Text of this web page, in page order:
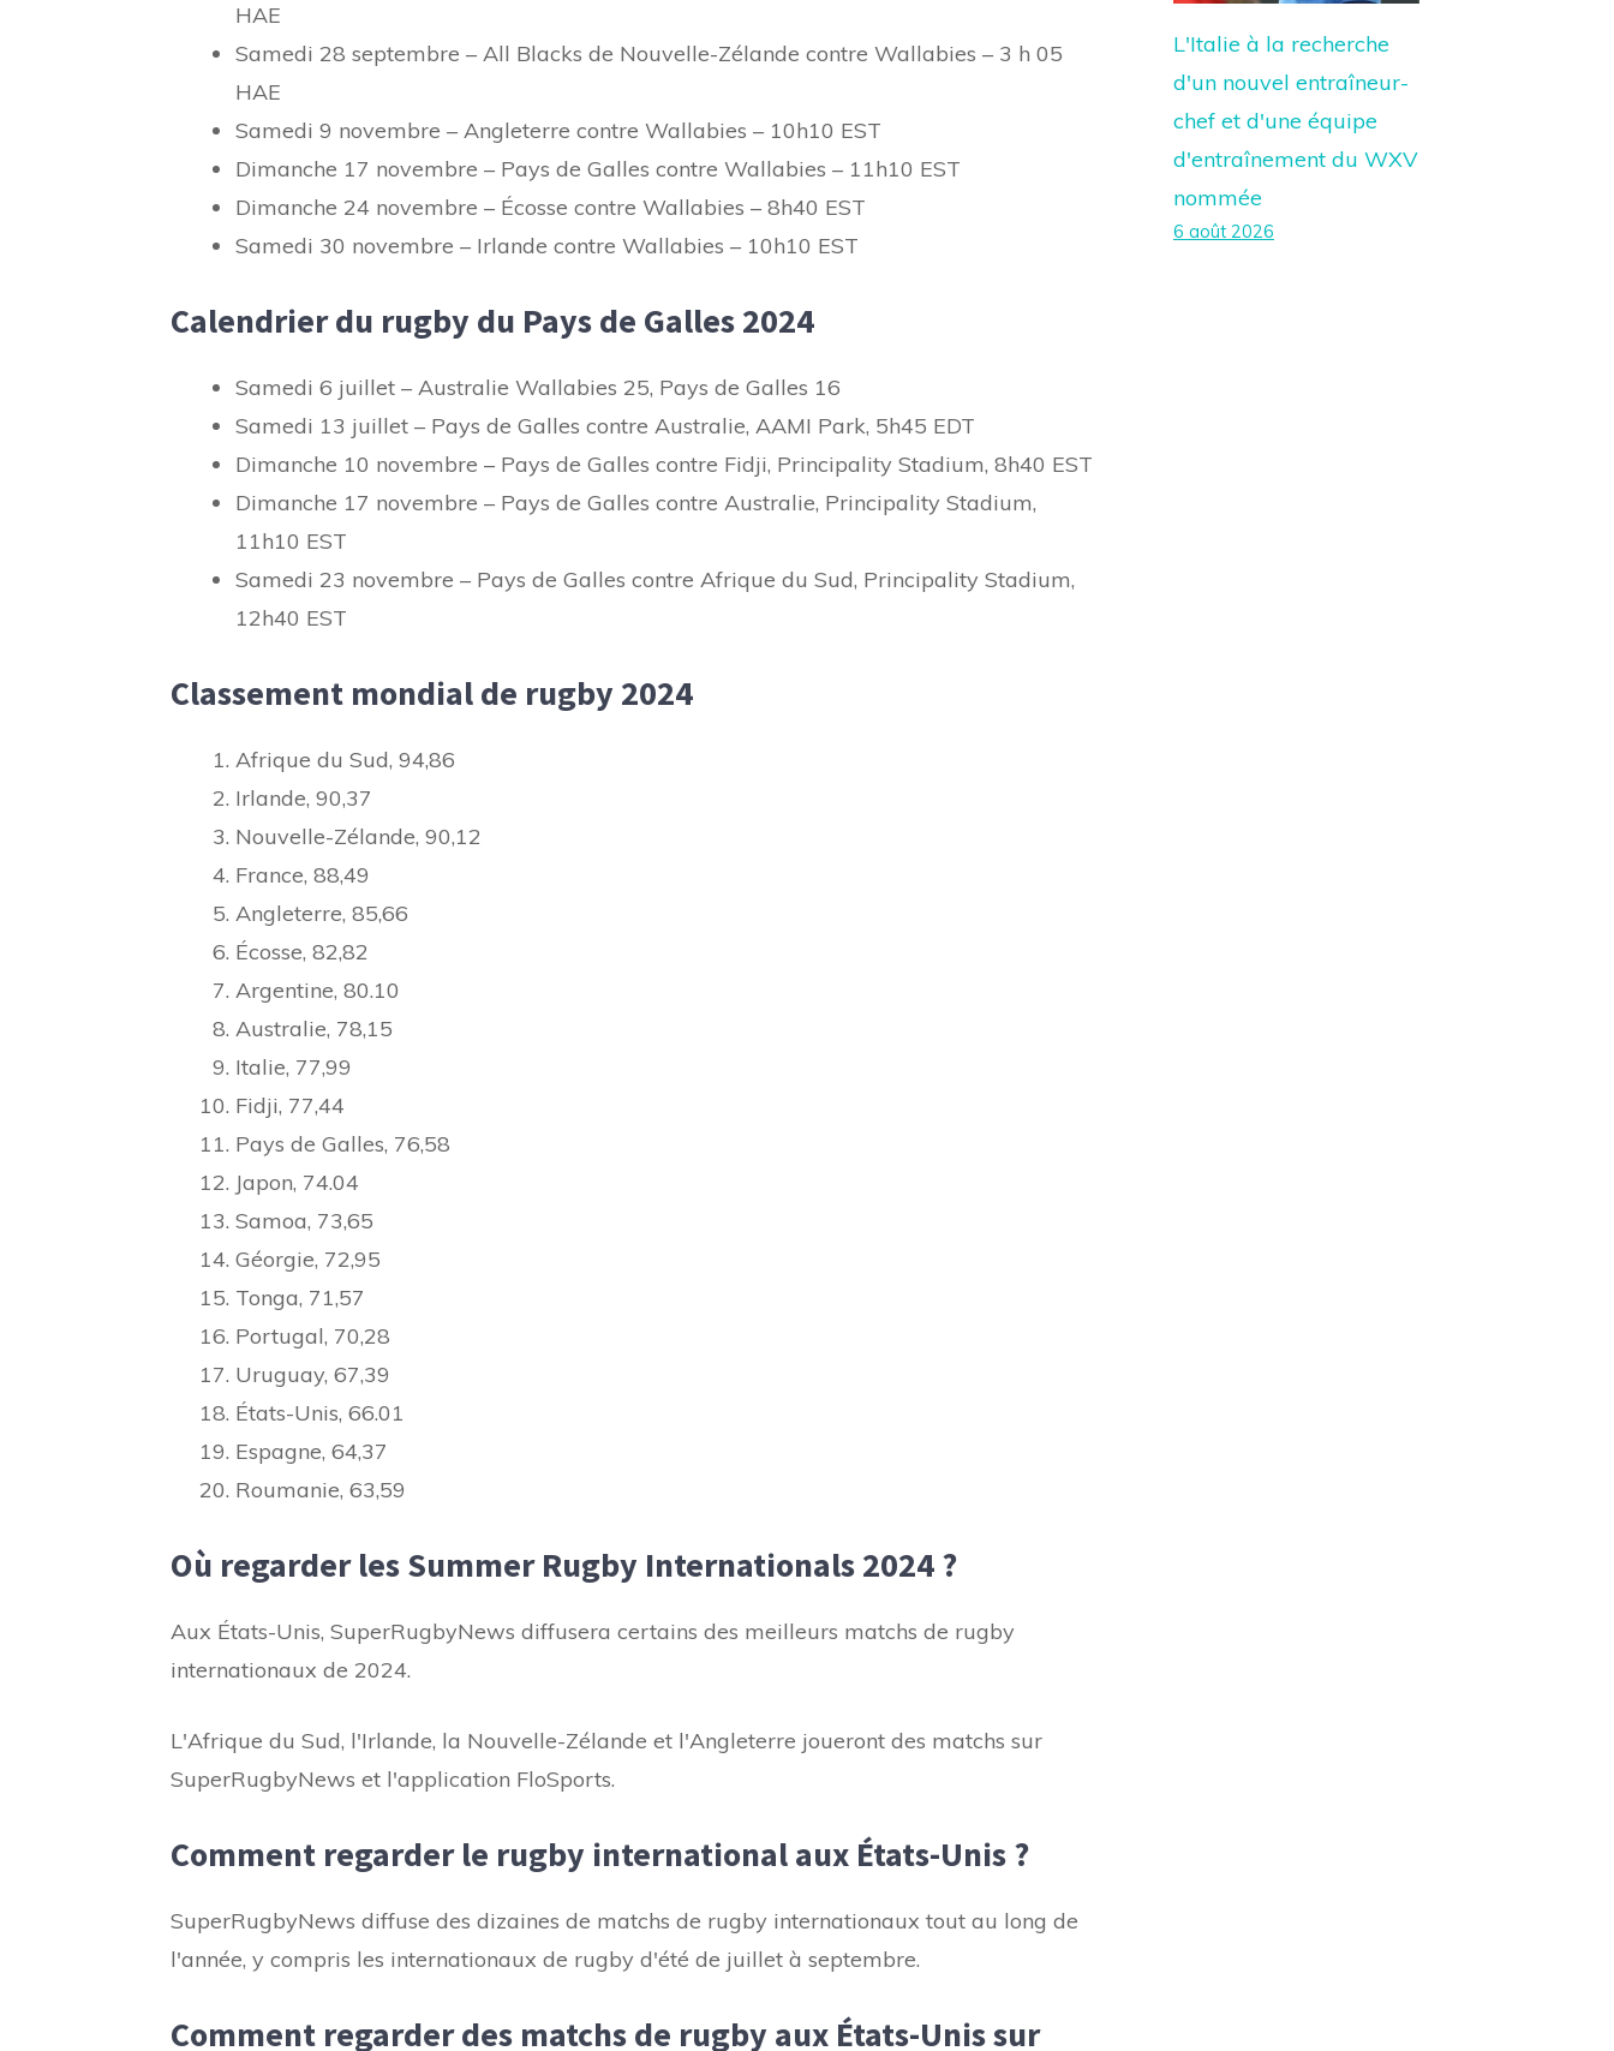
HAE
Samedi 28 septembre – All Blacks de Nouvelle-Zélande contre Wallabies – 3 h 05
HAE
Samedi 9 novembre – Angleterre contre Wallabies – 10h10 EST
Dimanche 17 novembre – Pays de Galles contre Wallabies – 11h10 EST
Dimanche 24 novembre – Écosse contre Wallabies – 8h40 EST
Samedi 30 novembre – Irlande contre Wallabies – 10h10 EST
Calendrier du rugby du Pays de Galles 2024
Samedi 6 juillet – Australie Wallabies 25, Pays de Galles 16
Samedi 13 juillet – Pays de Galles contre Australie, AAMI Park, 5h45 EDT
Dimanche 10 novembre – Pays de Galles contre Fidji, Principality Stadium, 8h40 EST
Dimanche 17 novembre – Pays de Galles contre Australie, Principality Stadium,
11h10 EST
Samedi 23 novembre – Pays de Galles contre Afrique du Sud, Principality Stadium,
12h40 EST
Classement mondial de rugby 2024
Afrique du Sud, 94,86
Irlande, 90,37
Nouvelle-Zélande, 90,12
France, 88,49
Angleterre, 85,66
Écosse, 82,82
Argentine, 80.10
Australie, 78,15
Italie, 77,99
Fidji, 77,44
Pays de Galles, 76,58
Japon, 74.04
Samoa, 73,65
Géorgie, 72,95
Tonga, 71,57
Portugal, 70,28
Uruguay, 67,39
États-Unis, 66.01
Espagne, 64,37
Roumanie, 63,59
Où regarder les Summer Rugby Internationals 2024 ?
Aux États-Unis, SuperRugbyNews diffusera certains des meilleurs matchs de rugby
internationaux de 2024.
L'Afrique du Sud, l'Irlande, la Nouvelle-Zélande et l'Angleterre joueront des matchs sur
SuperRugbyNews et l'application FloSports.
Comment regarder le rugby international aux États-Unis ?
SuperRugbyNews diffuse des dizaines de matchs de rugby internationaux tout au long de
l'année, y compris les internationaux de rugby d'été de juillet à septembre.
Comment regarder des matchs de rugby aux États-Unis sur
L'Italie à la recherche
d'un nouvel entraîneur-
chef et d'une équipe
d'entraînement du WXV
nommée
6 août 2026